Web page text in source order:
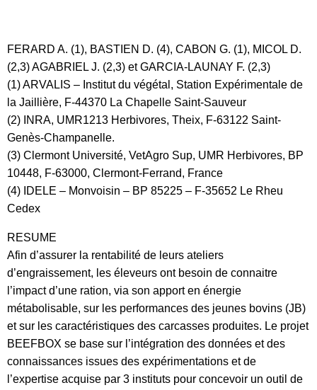
FERARD A. (1), BASTIEN D. (4), CABON G. (1), MICOL D.
(2,3) AGABRIEL J. (2,3) et GARCIA-LAUNAY F. (2,3)
(1) ARVALIS – Institut du végétal, Station Expérimentale de
la Jaillière, F-44370 La Chapelle Saint-Sauveur
(2) INRA, UMR1213 Herbivores, Theix, F-63122 Saint-
Genès-Champanelle.
(3) Clermont Université, VetAgro Sup, UMR Herbivores, BP
10448, F-63000, Clermont-Ferrand, France
(4) IDELE – Monvoisin – BP 85225 – F-35652 Le Rheu
Cedex
RESUME
Afin d’assurer la rentabilité de leurs ateliers
d’engraissement, les éleveurs ont besoin de connaitre
l’impact d’une ration, via son apport en énergie
métabolisable, sur les performances des jeunes bovins (JB)
et sur les caractéristiques des carcasses produites. Le projet
BEEFBOX se base sur l’intégration des données et des
connaissances issues des expérimentations et de
l’expertise acquise par 3 instituts pour concevoir un outil de